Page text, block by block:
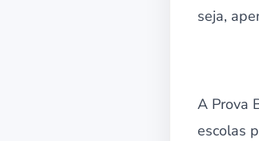
seja,
A Prova
escolas